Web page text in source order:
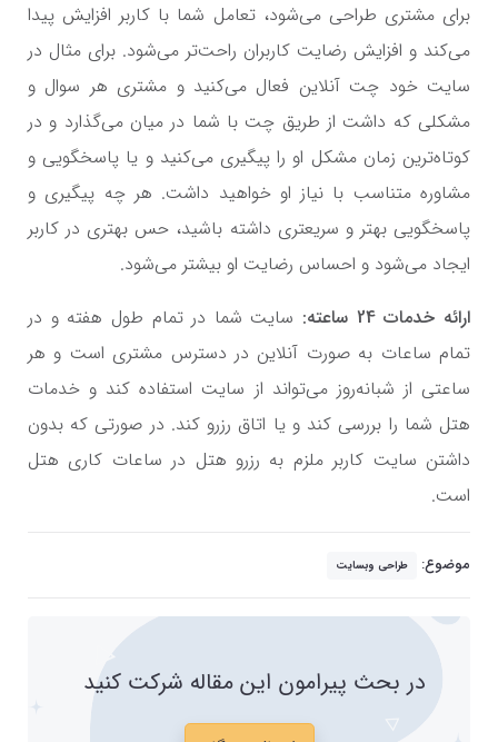
برای مشتری طراحی می‌شود، تعامل شما با کاربر افزایش پیدا
می‌کند و افزایش رضایت کاربران راحت‌تر می‌شود. برای مثال در
سایت خود چت آنلاین فعال می‌کنید و مشتری هر سوال و
مشکلی که داشت از طریق چت با شما در میان می‌گذارد و در
کوتاه‌ترین زمان مشکل او را پیگیری می‌کنید و یا پاسخگویی و
مشاوره متناسب با نیاز او خواهید داشت. هر چه پیگیری و
پاسخگویی بهتر و سریعتری داشته باشید، حس بهتری در کاربر
ایجاد می‌شود و احساس رضایت او بیشتر می‌شود.
ارائه خدمات 24 ساعته:
سایت شما در تمام طول هفته و در
تمام ساعات به صورت آنلاین در دسترس مشتری است و هر
ساعتی از شبانه‌روز می‌تواند از سایت استفاده کند و خدمات
هتل شما را بررسی کند و یا اتاق رزرو کند. در صورتی که بدون
داشتن سایت کاربر ملزم به رزرو هتل در ساعات کاری هتل
است.
موضوع: طراحی وبسایت
در بحث پیرامون این مقاله شرکت کنید